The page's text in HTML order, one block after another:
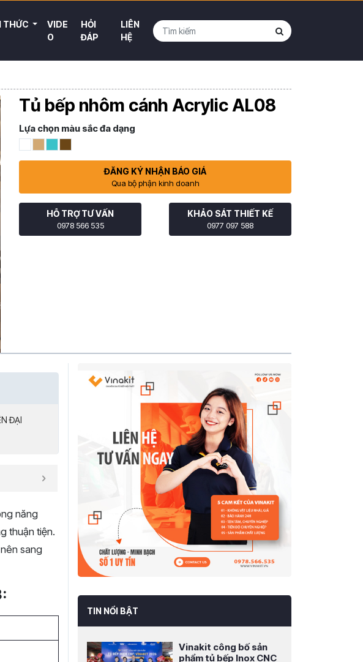
THỨC
VIDE
O
HỎI
ĐÁP
LIÊN
HỆ
Tủ bếp nhôm cánh Acrylic AL08
Lựa chọn màu sắc đa dạng
ĐĂNG KÝ NHẬN BÁO GIÁ
Qua bộ phận kinh doanh
HỖ TRỢ TƯ VẤN
0978 566 535
KHẢO SÁT THIẾT KẾ
0977 097 588
ĐẠI
năng
thuận tiện.
sang
TIN NỔI BẬT
Vinakit công bố sản
phẩm tủ bếp Inox CNC